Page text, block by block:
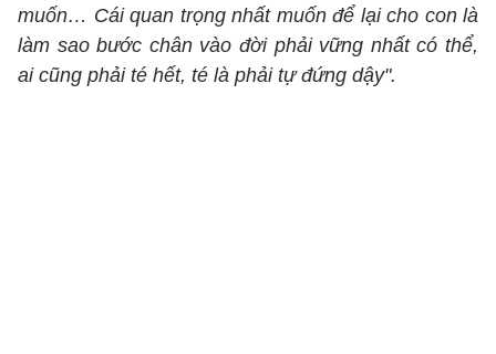
muốn… Cái quan trọng nhất muốn để lại cho con là
làm sao bước chân vào đời phải vững nhất có thể,
ai cũng phải té hết, té là phải tự đứng dậy".